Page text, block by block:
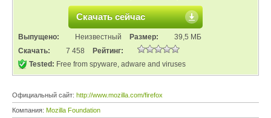
Скачать сейчас
Выпущено: Неизвестный Размер:
39,5 МБ
Скачать:
7 458
Рейтинг:
Tested: Free from spyware, adware and viruses
Официальный сайт: http://www.mozilla.com/firefox
Компания: Mozilla Foundation